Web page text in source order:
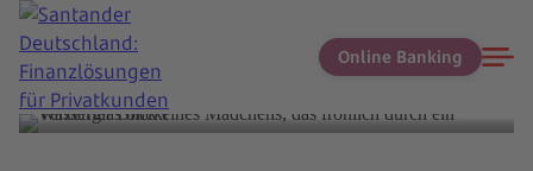
Online Banking
Termin vereinbaren